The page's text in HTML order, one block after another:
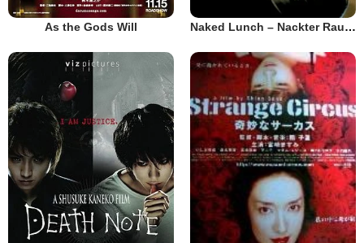
As the Gods Will Naked Lunch – Nackter Rausch